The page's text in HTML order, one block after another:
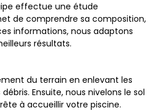
effectue une étude
de comprendre sa composition,
informations, nous adaptons
résultats.
du terrain en enlevant les
Ensuite, nous nivelons le sol
à accueillir votre piscine.